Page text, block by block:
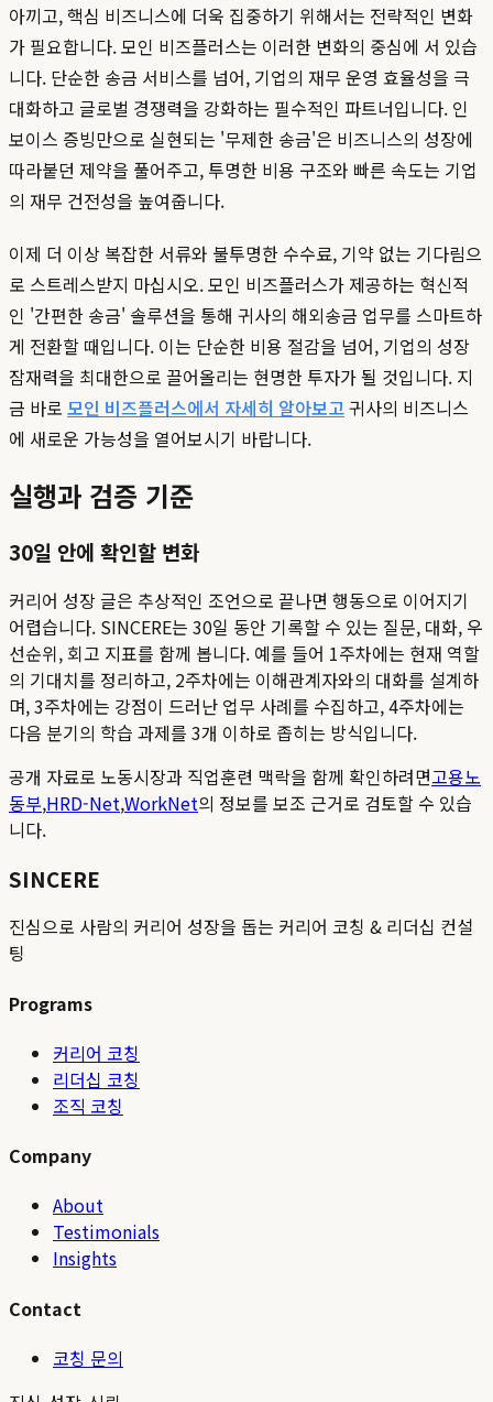
아끼고, 핵심 비즈니스에 더욱 집중하기 위해서는 전략적인 변화
가 필요합니다. 모인 비즈플러스는 이러한 변화의 중심에 서 있습
니다. 단순한 송금 서비스를 넘어, 기업의 재무 운영 효율성을 극
대화하고 글로벌 경쟁력을 강화하는 필수적인 파트너입니다. 인
보이스 증빙만으로 실현되는 '무제한 송금'은 비즈니스의 성장에
따라붙던 제약을 풀어주고, 투명한 비용 구조와 빠른 속도는 기업
의 재무 건전성을 높여줍니다.
이제 더 이상 복잡한 서류와 불투명한 수수료, 기약 없는 기다림으
로 스트레스받지 마십시오. 모인 비즈플러스가 제공하는 혁신적
인 '간편한 송금' 솔루션을 통해 귀사의 해외송금 업무를 스마트하
게 전환할 때입니다. 이는 단순한 비용 절감을 넘어, 기업의 성장
잠재력을 최대한으로 끌어올리는 현명한 투자가 될 것입니다. 지
금 바로 모인 비즈플러스에서 자세히 알아보고귀사의 비즈니스
에 새로운 가능성을 열어보시기 바랍니다.
실행과 검증 기준
30일 안에 확인할 변화
커리어 성장 글은 추상적인 조언으로 끝나면 행동으로 이어지기
어렵습니다. SINCERE는 30일 동안 기록할 수 있는 질문, 대화, 우
선순위, 회고 지표를 함께 봅니다. 예를 들어 1주차에는 현재 역할
의 기대치를 정리하고, 2주차에는 이해관계자와의 대화를 설계하
며, 3주차에는 강점이 드러난 업무 사례를 수집하고, 4주차에는
다음 분기의 학습 과제를 3개 이하로 좁히는 방식입니다.
공개 자료로 노동시장과 직업훈련 맥락을 함께 확인하려면고용노
동부,HRD-Net,WorkNet의 정보를 보조 근거로 검토할 수 있습
니다.
SINCERE
진심으로 사람의 커리어 성장을 돕는 커리어 코칭 & 리더십 컨설
팅
Programs
커리어 코칭
리더십 코칭
조직 코칭
Company
About
Testimonials
Insights
Contact
코칭 문의